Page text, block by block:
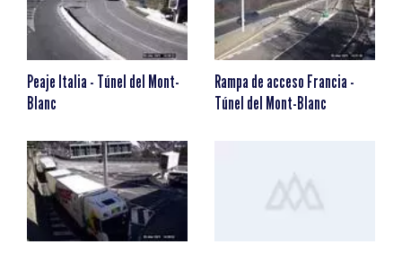
Peaje Italia - Túnel del Mont-
Blanc
Rampa de acceso Francia -
Túnel del Mont-Blanc